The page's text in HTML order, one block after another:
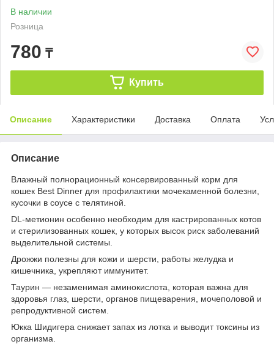
В наличии
Розница
780 ₸
Купить
Описание Характеристики Доставка Оплата
Описание
Влажный полнорационный консервированный корм для
кошек Best Dinner для профилактики мочекаменной болезни,
кусочки в соусе с телятиной.
DL-метионин особенно необходим для кастрированных котов
и стерилизованных кошек, у которых высок риск заболеваний
выделительной системы.
Дрожжи полезны для кожи и шерсти, работы желудка и
кишечника, укрепляют иммунитет.
Таурин — незаменимая аминокислота, которая важна для
здоровья глаз, шерсти, органов пищеварения, мочеполовой и
репродуктивной систем.
Юкка Шидигера снижает запах из лотка и выводит токсины из
организма.